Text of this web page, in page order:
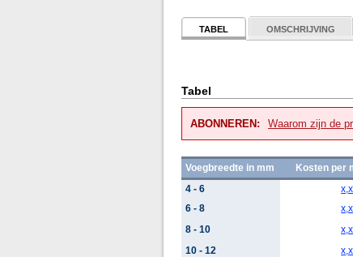
TABEL OMSCHRIJVING
Tabel
ABONNEREN: Waarom zijn de
Voegbreedte in mm
Kosten per
4 - 6
6 - 8
8 - 10
10 - 12